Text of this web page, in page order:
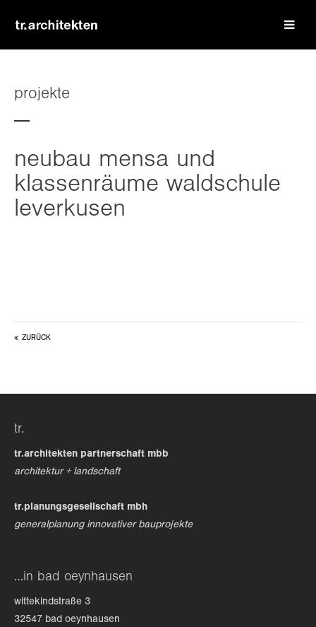
passwort
get in touch
376-293 city road, suite 600
san francisco, ca 94102
+44 1234 567 890
drop us a line
projekte
neubau mensa und
klassenräume waldschule
leverkusen
ZURÜCK
tr.
tr.architekten partnerschaft mbb
architektur + landschaft
tr.planungsgesellschaft mbh
generalplanung innovativer bauprojekte
…in bad oeynhausen
wittekindstraße 3
32547 bad oeynhausen